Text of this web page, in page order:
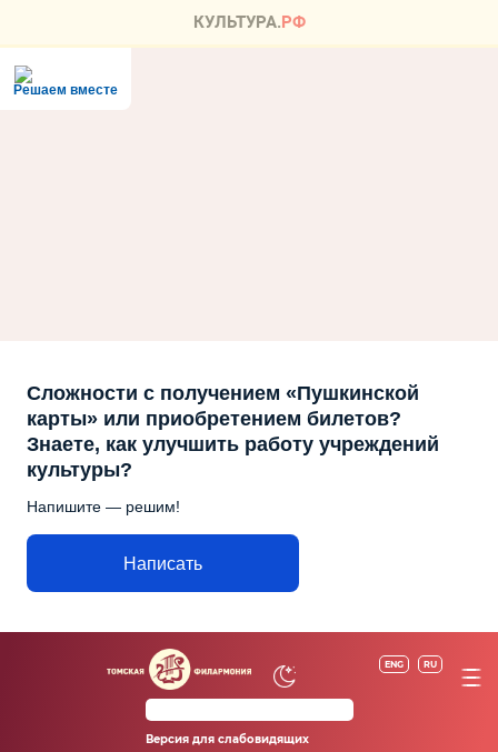
Решаем вместе
Сложности с получением «Пушкинской
карты» или приобретением билетов?
Знаете, как улучшить работу учреждений
культуры?
Напишите — решим!
Написать
ENG RU
Версия для слабовидящих